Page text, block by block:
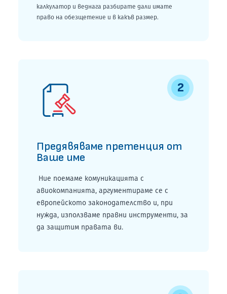
калкулатор и веднага разбирате дали имате
право на обезщетение и в какъв размер.
2
Предявяваме претенция от
Ваше име
Ние поемаме комуникацията с
авиокомпанията, аргументираме се с
европейското законодателство и, при
нужда, използваме правни инструменти, за
да защитим правата ви.